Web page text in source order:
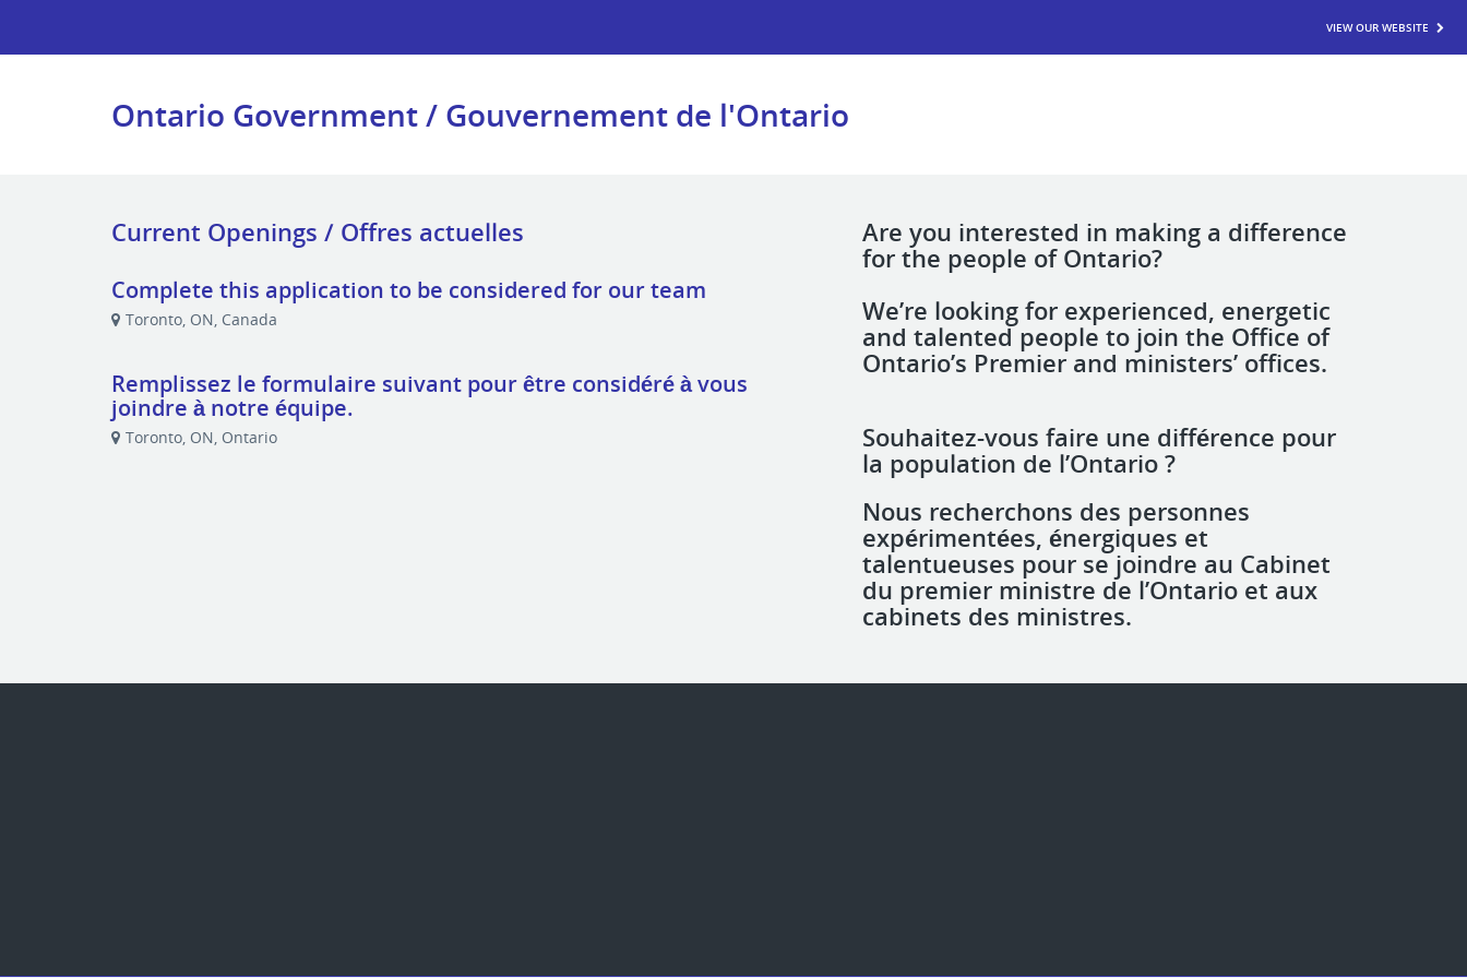
VIEW OUR WEBSITE
Ontario Government / Gouvernement de l'Ontario
Are you interested in making a difference
for the people of Ontario?
We’re looking for experienced, energetic
and talented people to join the Office of
Ontario’s Premier and ministers’ offices.
Souhaitez-vous faire une différence pour
la population de l’Ontario ?
Nous recherchons des personnes
expérimentées, énergiques et
talentueuses pour se joindre au Cabinet
du premier ministre de l’Ontario et aux
cabinets des ministres.
Complete this application to be considered for our team
Toronto, ON, Canada
Remplissez le formulaire suivant pour être considéré à vous
joindre à notre équipe.
Toronto, ON, Ontario